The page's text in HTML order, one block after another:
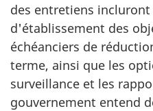
des entretiens
d'établissement des
échéanciers de
terme, ainsi que les
surveillance et les
gouvernement entend